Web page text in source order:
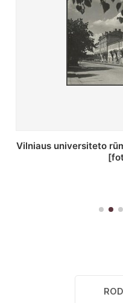
St. Batoro